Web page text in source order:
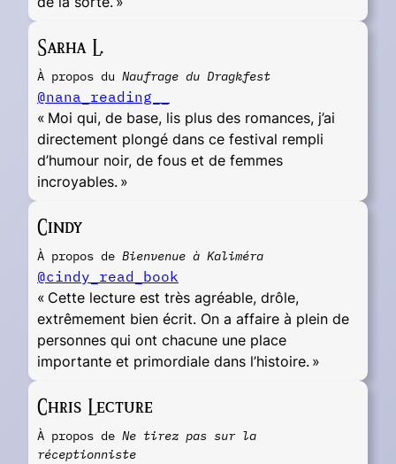
Sarha L.
À propos du Naufrage du Dragkfest
@nana_reading__
« Moi qui, de base, lis plus des romances, j’ai
directement plongé dans ce festival rempli
d’humour noir, de fous et de femmes
incroyables. »
Cindy
À propos de Bienvenue à Kaliméra
@cindy_read_book
« Cette lecture est très agréable, drôle,
extrêmement bien écrit. On a affaire à plein de
personnes qui ont chacune une place
importante et primordiale dans l’histoire. »
Chris Lecture
À propos de Ne tirez pas sur la
réceptionniste